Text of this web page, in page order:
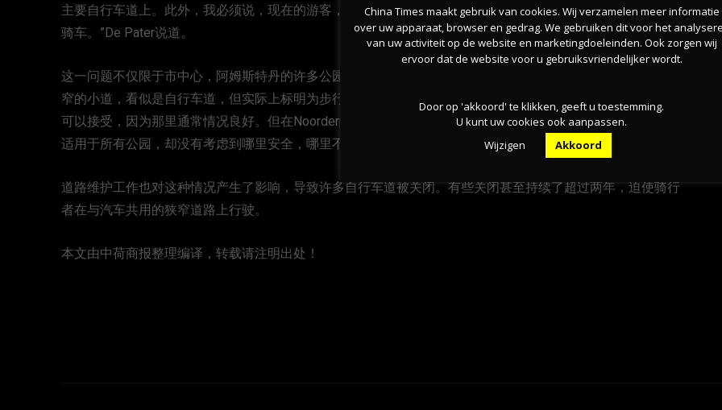
主要自行车道上。此外，我必须说，现在的游客，尤其是在阿姆斯特丹市中心，似乎决定了骑行者可以在哪里
骑车。”De Pater说道。
这一问题不仅限于市中心，阿姆斯特丹的许多公园内的道路也是多功能使用的。一些公园如Noorderpark有狭
窄的小道，看似是自行车道，但实际上标明为步行区。De Pater指出：“在冯德尔公园（Vondelpark），我们
可以接受，因为那里通常情况良好。但在Noorderpark，我们完全无法理解。市政府制定了一项政策，并立即
适用于所有公园，却没有考虑到哪里安全，哪里不安全。”
道路维护工作也对这种情况产生了影响，导致许多自行车道被关闭。有些关闭甚至持续了超过两年，迫使骑行
者在与汽车共用的狭窄道路上行驶。
本文由中荷商报整理编译，转载请注明出处！
China Times maakt gebruik van cookies. Wij verzamelen meer informatie
over uw apparaat, browser en gedrag. We gebruiken dit voor het
van uw activiteit op de website en marketingdoeleinden. Ook zorgen wij
ervoor dat de website voor u gebruiksvriendelijker wordt.
Door op 'akkoord' te klikken, geeft u toestemming.
U kunt uw cookies ook aanpassen.
Wijzigen
Akkoord